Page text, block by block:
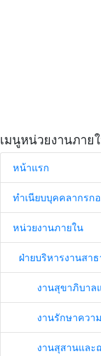
เมนูหน่วยงานภาย
หน้าแรก
ทำเนียบบุคคลากรก
หน่วยงานภายใน
ฝ่ายบริหารงานสา
งานสุขาภิบาล
งานรักษาควา
งานสุสานแล